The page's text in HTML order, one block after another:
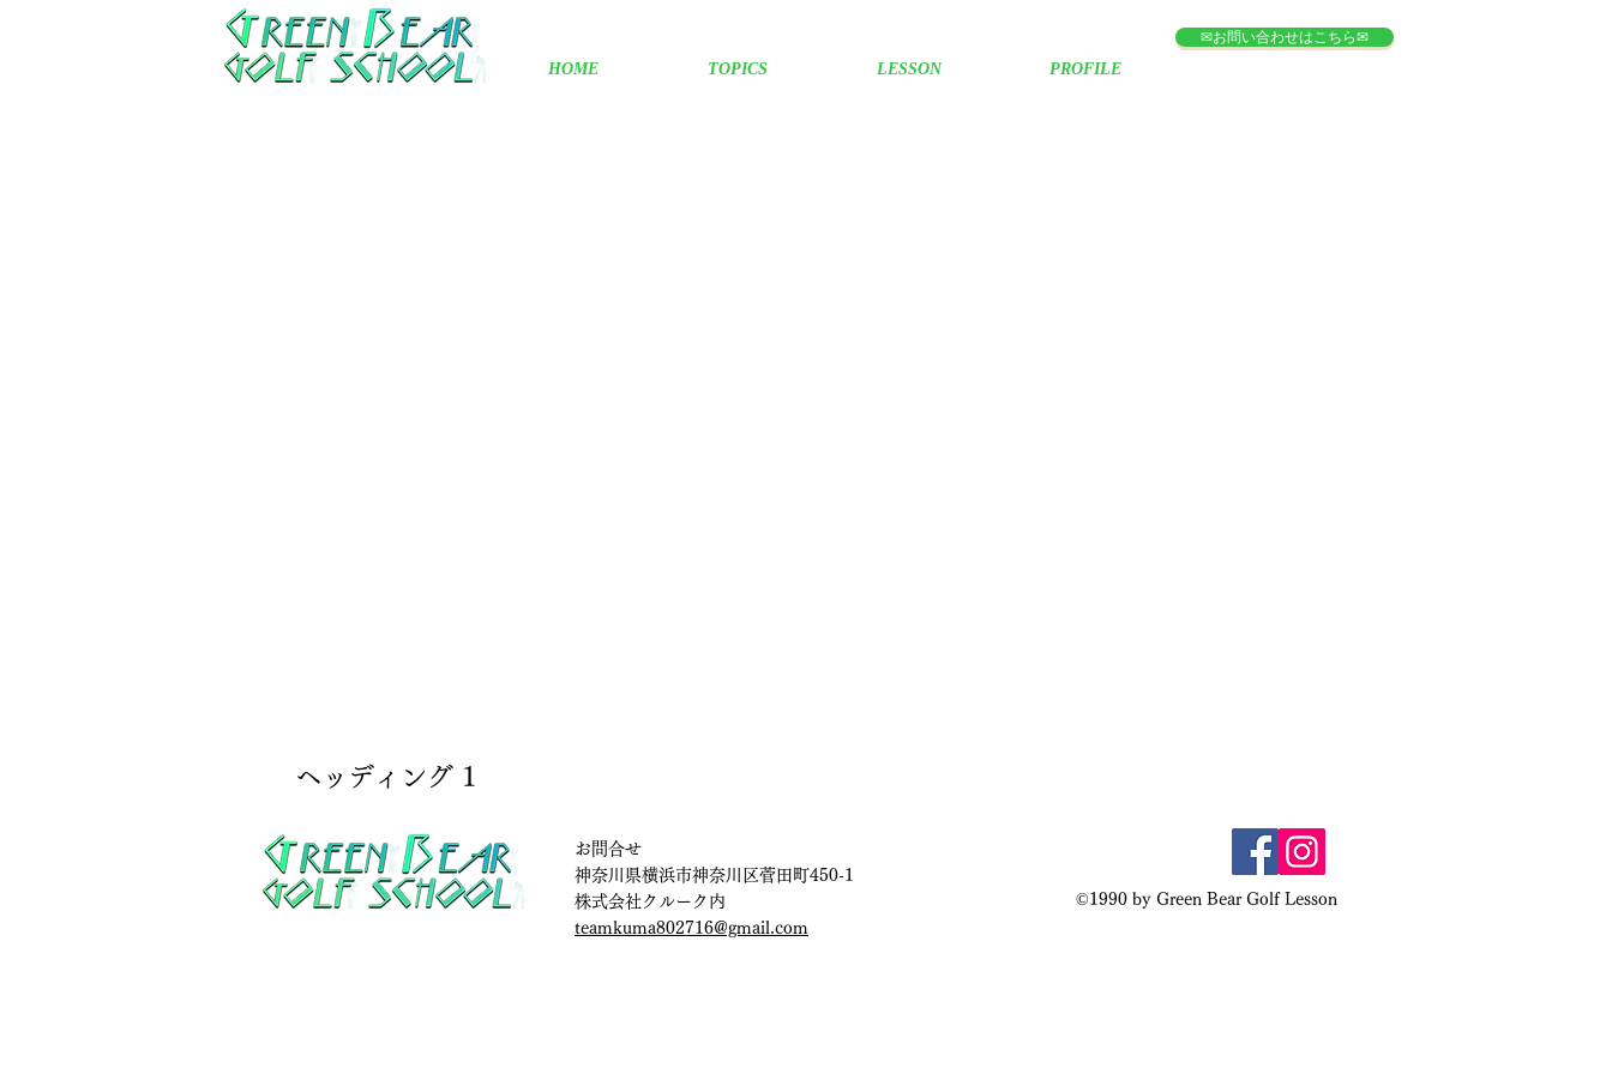
HOME TOPICS LESSON PROFILE
✉お問い合わせはこちら✉
ヘッディング 1
お問合せ
​​神奈川県横浜市神奈川区菅田町450-1
​株式会社クルーク内
teamkuma802716@gmail.com
©1990 by Green Bear Golf Lesson